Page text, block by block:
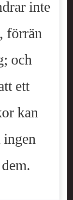
inte
förrän
och
ett
kan